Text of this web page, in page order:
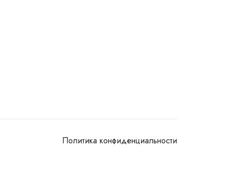
Политика конфиденциальности